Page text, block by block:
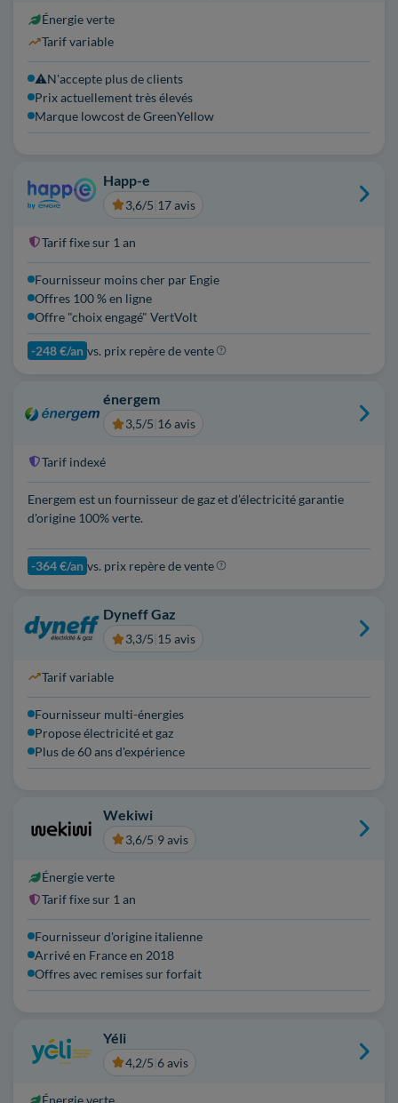
Énergie verte
Tarif variable
⚠️N'accepte plus de clients
Prix actuellement très élevés
Marque lowcost de GreenYellow
Happ-e
3,6/5 17 avis
Tarif fixe sur 1 an
Fournisseur moins cher par Engie
Offres 100 % en ligne
Offre "choix engagé" VertVolt
-248 €/an vs. prix repère de vente
énergem
3,5/5 16 avis
Tarif indexé
Energem est un fournisseur de gaz et d’électricité garantie
d'origine 100% verte.
-364 €/an vs. prix repère de vente
Dyneff Gaz
3,3/5 15 avis
Tarif variable
Fournisseur multi-énergies
Propose électricité et gaz
Plus de 60 ans d'expérience
Wekiwi
3,6/5 9 avis
Énergie verte
Tarif fixe sur 1 an
Fournisseur d'origine italienne
Arrivé en France en 2018
Offres avec remises sur forfait
Yéli
4,2/5 6 avis